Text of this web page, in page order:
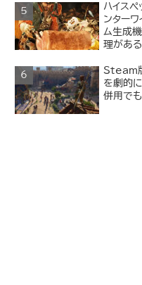
ハイス
ンターワ
ム生成
理がある
Steam版
を劇的
併用で